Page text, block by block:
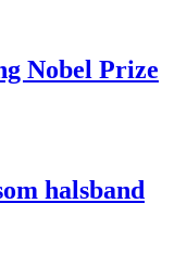
Nobel Prize
halsband